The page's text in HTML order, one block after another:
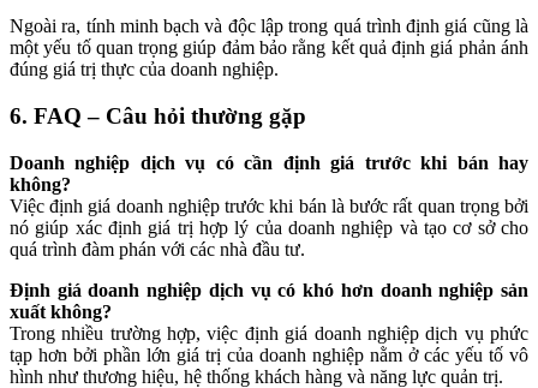
Ngoài ra, tính minh bạch và độc lập trong quá trình định giá cũng là
một yếu tố quan trọng giúp đảm bảo rằng kết quả định giá phản ánh
đúng giá trị thực của doanh nghiệp.
6. FAQ – Câu hỏi thường gặp
Doanh nghiệp dịch vụ có cần định giá trước khi bán hay
không?
Việc định giá doanh nghiệp trước khi bán là bước rất quan trọng bởi
nó giúp xác định giá trị hợp lý của doanh nghiệp và tạo cơ sở cho
quá trình đàm phán với các nhà đầu tư.
Định giá doanh nghiệp dịch vụ có khó hơn doanh nghiệp sản
xuất không?
Trong nhiều trường hợp, việc định giá doanh nghiệp dịch vụ phức
tạp hơn bởi phần lớn giá trị của doanh nghiệp nằm ở các yếu tố vô
hình như thương hiệu, hệ thống khách hàng và năng lực quản trị.